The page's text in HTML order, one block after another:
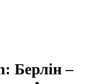
Берлін –